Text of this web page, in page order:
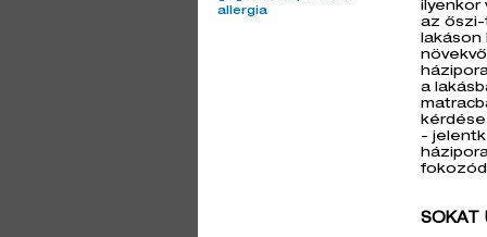
allergia
ilyenkor
az őszi-
lakáson
a
-
SOKAT